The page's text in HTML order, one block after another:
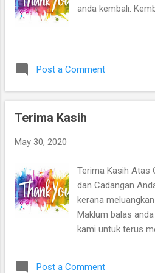
anda kembali.
Post a Comment
Terima Kasih
May 30, 2020
Terima Kasih Atas
dan Cadangan
kerana
Maklum balas
kami untuk terus
Post a Comment